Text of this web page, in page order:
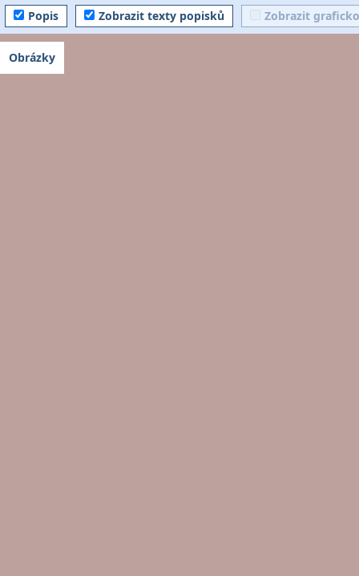
Popis Zobrazit texty popisků Zobrazit
Obrázky